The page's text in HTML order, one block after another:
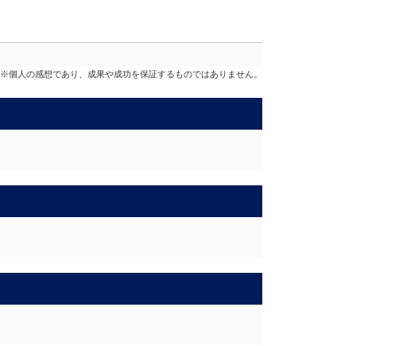
※個人の感想であり、成果や成功を保証するものではありません。